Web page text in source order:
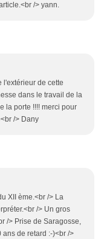
/> yann.
l'extérieur de cette
dans le travail de la
la porte !!!! merci pour
/> Dany
XII ème.<br /> La
/> Un gros
/> Prise de Saragosse,
de retard :-)<br />